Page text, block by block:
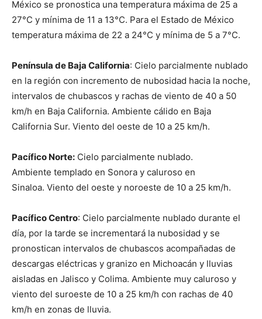
México se pronostica una temperatura máxima de 25 a
27°C y mínima de 11 a 13°C. Para el Estado de México
temperatura máxima de 22 a 24°C y mínima de 5 a 7°C.
Península de Baja California: Cielo parcialmente nublado
en la región con incremento de nubosidad hacia la noche,
intervalos de chubascos y rachas de viento de 40 a 50
km/h en Baja California. Ambiente cálido en Baja
California Sur. Viento del oeste de 10 a 25 km/h.
Pacífico Norte: Cielo parcialmente nublado.
Ambiente templado en Sonora y caluroso en
Sinaloa. Viento del oeste y noroeste de 10 a 25 km/h.
Pacífico Centro: Cielo parcialmente nublado durante el
día, por la tarde se incrementará la nubosidad y se
pronostican intervalos de chubascos acompañadas de
descargas eléctricas y granizo en Michoacán y lluvias
aisladas en Jalisco y Colima. Ambiente muy caluroso y
viento del suroeste de 10 a 25 km/h con rachas de 40
km/h en zonas de lluvia.